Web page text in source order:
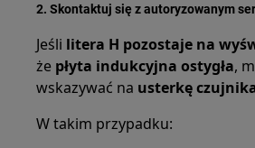
2. Skontaktuj się z autoryzowanym
Jeśli litera H pozostaje na
że płyta indukcyjna ostygła,
wskazywać na usterkę
W takim przypadku: